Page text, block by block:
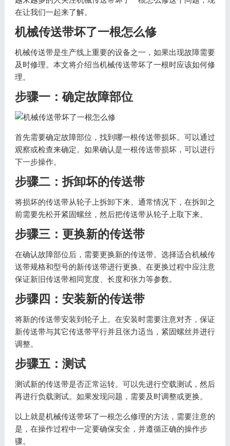
在让我们一起来了解。
机械传送带坏了一根怎么修
机械传送带是生产线上重要的设备之一，如果出现故障需要
及时修理。本文将介绍当机械传送带坏了一根时应该如何修
理。
步骤一：确定故障部位
首先需要确定故障部位，找到哪一根传送带损坏。可以通过
观察或检查来确定。如果确认是一根传送带损坏，可以进行
下一步操作。
步骤二：拆卸坏的传送带
将损坏的传送带从轮子上拆卸下来。通常情况下，在拆卸之
前需要先松开紧固螺丝，然后把传送带从轮子上取下来。
步骤三：更换新的传送带
在确认故障部位后，需要更换新的传送带。选择适合机械传
送带规格和型号的新传送带进行更换。在更换过程中应注意
保证新旧传送带相同宽度、长度和张力等参数。
步骤四：安装新的传送带
将新的传送带安装到轮子上。在安装时需要注意对齐，保证
新传送带与其它传送带平行并且张力适当，紧固螺丝并进行
调整。
步骤五：测试
测试新的传送带是否正常运转。可以先进行空载测试，然后
再进行负载测试。如果发现问题，需要及时调整或更换。
以上就是机械传送带坏了一根怎么修理的方法，需要注意的
是，在操作过程中一定要确保安全，并遵循正确的操作步
骤。